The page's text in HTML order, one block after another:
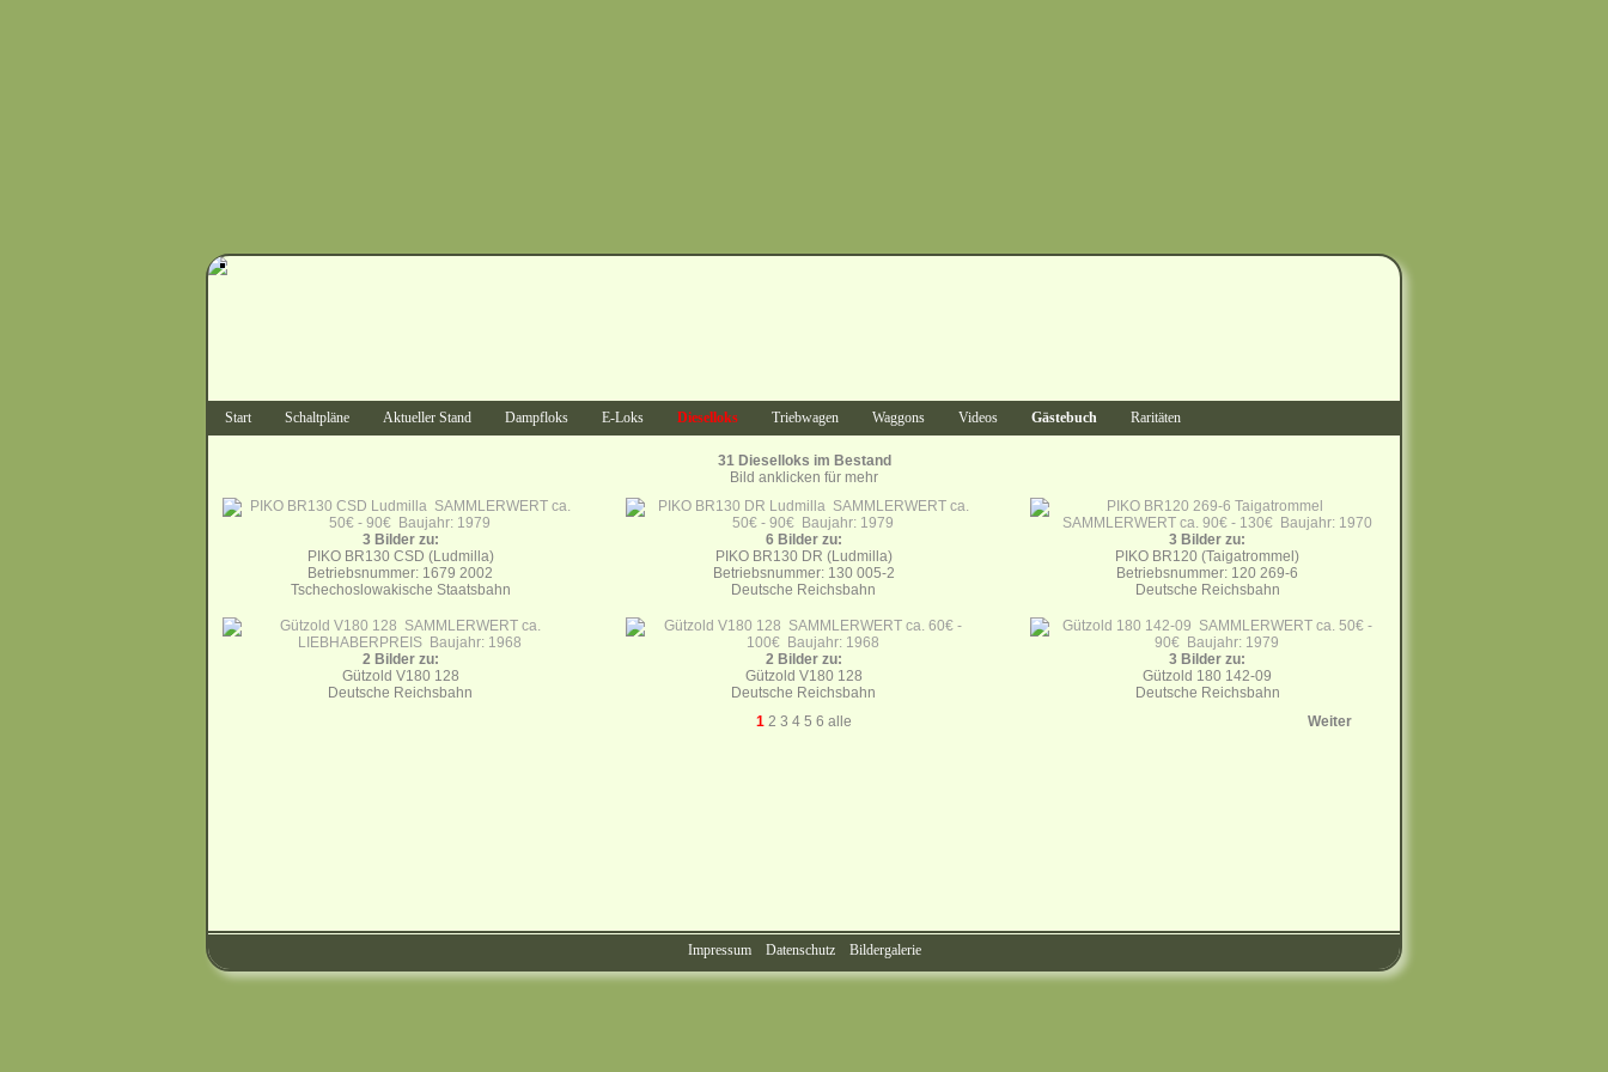
Start Schaltpläne Aktueller Stand Dampfloks E-Loks Dieselloks Triebwagen Waggons Videos Gästebuch Raritäten
31 Dieselloks im Bestand
Bild anklicken für mehr
3 Bilder zu:
PIKO BR130 CSD (Ludmilla)
Betriebsnummer: 1679 2002
Tschechoslowakische Staatsbahn
6 Bilder zu:
PIKO BR130 DR (Ludmilla)
Betriebsnummer: 130 005-2
Deutsche Reichsbahn
3 Bilder zu:
PIKO BR120 (Taigatrommel)
Betriebsnummer: 120 269-6
Deutsche Reichsbahn
2 Bilder zu:
Gützold V180 128
Deutsche Reichsbahn
2 Bilder zu:
Gützold V180 128
Deutsche Reichsbahn
3 Bilder zu:
Gützold 180 142-09
Deutsche Reichsbahn
1 2 3 4 5 6 alle Weiter
Impressum Datenschutz Bildergalerie